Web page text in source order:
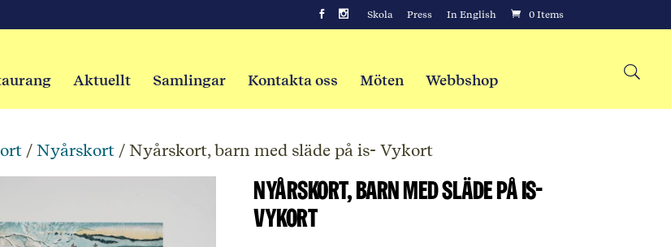
Skola Press In English 0 Items
Aktuellt Samlingar Kontakta oss Möten Webbshop
/ Nyårskort / Nyårskort, barn med släde på is- Vykort
Nyårskort, barn med släde på is-
Vykort